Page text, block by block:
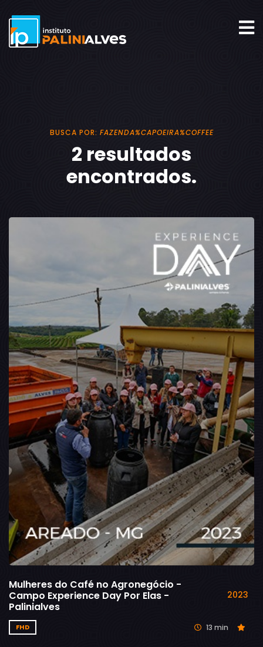
BUSCA POR: FAZENDA%CAPOEIRA%COFFEE
2 resultados
encontrados.
Mulheres do Café no Agronegócio -
Campo Experience Day Por Elas -
Palinialves
2023
FHD 13 min